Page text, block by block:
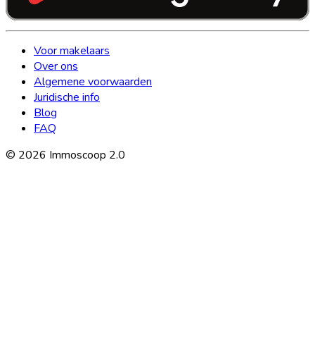
Voor makelaars
Over ons
Algemene voorwaarden
Juridische info
Blog
FAQ
© 2026 Immoscoop 2.0